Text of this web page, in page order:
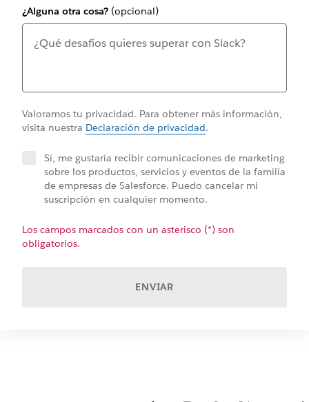
¿Alguna otra cosa? (opcional)
Valoramos tu privacidad. Para obtener más información,
visita nuestra Declaración de privacidad.
Sí, me gustaría recibir comunicaciones de marketing
sobre los productos, servicios y eventos de la familia
de empresas de Salesforce. Puedo cancelar mi
suscripción en cualquier momento.
Los campos marcados con un asterisco (*) son
obligatorios.
ENVIAR